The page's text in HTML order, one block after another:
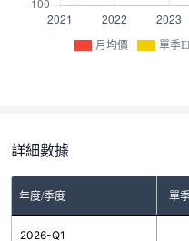
月均價 單季
詳細數據
年度/季度 單
2026-Q1